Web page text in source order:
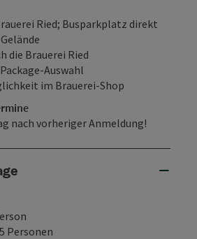
Ried; Busparkplatz direkt
die Brauerei Ried
Auswahl
im Brauerei-Shop
nach vorheriger Anmeldung!
Personen